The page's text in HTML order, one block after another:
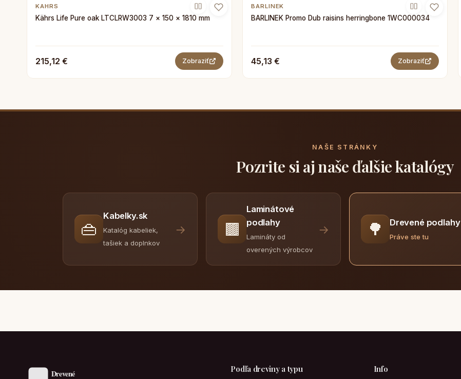
KAHRS
Kährs Life Pure oak LTCLRW3003 7 × 150 × 1810 mm
215,12 € Zobraziť
BARLINEK
BARLINEK Promo Dub raisins herringbone 1WC000034
45,13 € Zobraziť
NAŠE STRÁNKY
Pozrite si aj naše ďalšie katalógy
👜
Kabelky.sk
Katalóg kabeliek,
tašiek a doplnkov
→ 🟫
Laminátové
podlahy
Lamináty od
overených výrobcov
→ 🌳 Drevené podlahy
Práve ste tu
Podľa dreviny a typu Info